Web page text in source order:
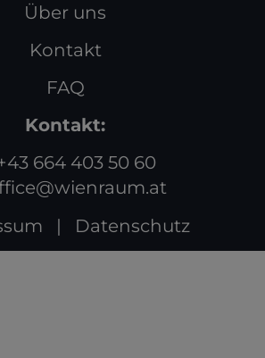
Über uns
Kontakt
FAQ
Kontakt:
664 403 50 60
| Datenschutz